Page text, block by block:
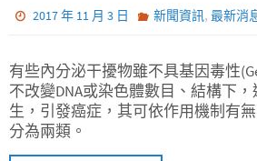
2017 年 11 月 3 日 新聞資訊, 最新消
有些內分泌干擾物雖不具基因毒性
不改變DNA或染色體數目、結構下
生，引發癌症，其可依作用機制有
分為兩類。